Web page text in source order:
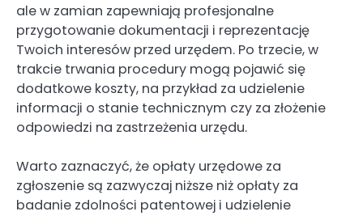
ale w zamian zapewniają profesjonalne
przygotowanie dokumentacji i reprezentację
Twoich interesów przed urzędem. Po trzecie, w
trakcie trwania procedury mogą pojawić się
dodatkowe koszty, na przykład za udzielenie
informacji o stanie technicznym czy za złożenie
odpowiedzi na zastrzeżenia urzędu.
Warto zaznaczyć, że opłaty urzędowe za
zgłoszenie są zazwyczaj niższe niż opłaty za
badanie zdolności patentowej i udzielenie